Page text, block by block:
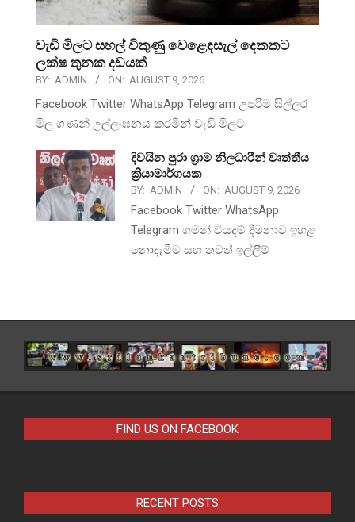
වැඩි මිලට සහල් විකුණු වෙළෙඳසැල් දෙකකට
ලක්ෂ තුනක දඩයක්
BY: ADMIN ON: AUGUST 9, 2026
Facebook Twitter WhatsApp Telegram උපරිම සිල්ලර
මිල ගණන් උල්ලංඝනය කරමින් වැඩි මිලට
දිවයින පුරා ග්‍රාම නිලධාරීන් වෘත්තීය
ක්‍රියාමාර්ගයක
BY: ADMIN ON: AUGUST 9, 2026
Facebook Twitter WhatsApp
Telegram ගමන් වියදම් දීමනාව ඉහළ
නොදැමීම සහ තවත් ඉල්ලීම්
FIND US ON FACEBOOK
RECENT POSTS